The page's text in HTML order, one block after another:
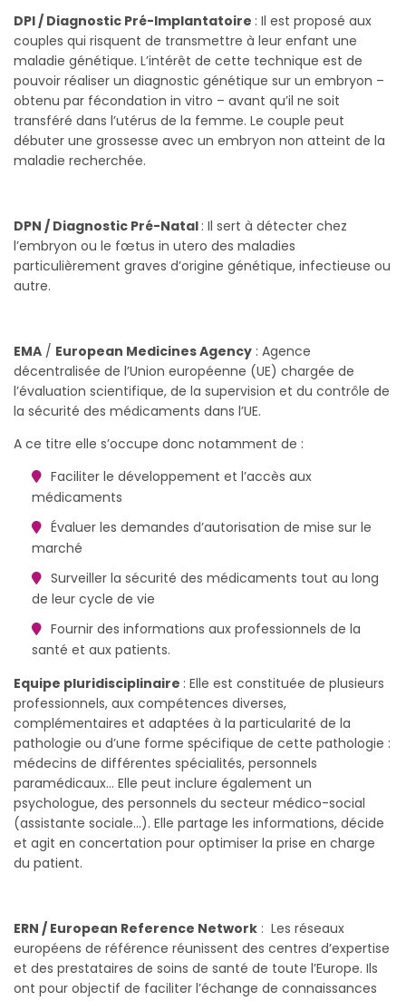
DPI / Diagnostic Pré-Implantatoire : Il est proposé aux
couples qui risquent de transmettre à leur enfant une
maladie génétique. L’intérêt de cette technique est de
pouvoir réaliser un diagnostic génétique sur un embryon –
obtenu par fécondation in vitro – avant qu’il ne soit
transféré dans l’utérus de la femme. Le couple peut
débuter une grossesse avec un embryon non atteint de la
maladie recherchée.
DPN / Diagnostic Pré-Natal : Il sert à détecter chez
l’embryon ou le fœtus in utero des maladies
particulièrement graves d’origine génétique, infectieuse ou
autre.
EMA / European Medicines Agency : Agence
décentralisée de l’Union européenne (UE) chargée de
l’évaluation scientifique, de la supervision et du contrôle de
la sécurité des médicaments dans l’UE.
A ce titre elle s’occupe donc notamment de :
Faciliter le développement et l’accès aux
médicaments
Évaluer les demandes d’autorisation de mise sur le
marché
Surveiller la sécurité des médicaments tout au long
de leur cycle de vie
Fournir des informations aux professionnels de la
santé et aux patients.
Equipe pluridisciplinaire : Elle est constituée de plusieurs
professionnels, aux compétences diverses,
complémentaires et adaptées à la particularité de la
pathologie ou d’une forme spécifique de cette pathologie :
médecins de différentes spécialités, personnels
paramédicaux… Elle peut inclure également un
psychologue, des personnels du secteur médico-social
(assistante sociale…). Elle partage les informations, décide
et agit en concertation pour optimiser la prise en charge
du patient.
ERN / European Reference Network : Les réseaux
européens de référence réunissent des centres d’expertise
et des prestataires de soins de santé de toute l’Europe. Ils
ont pour objectif de faciliter l’échange de connaissances